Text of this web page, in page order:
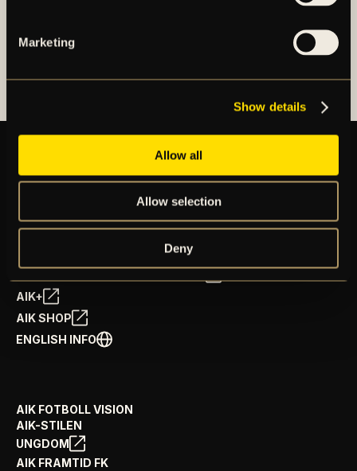
Marketing
Show details
Allow all
Allow selection
Deny
AIK FOTBOLLSFÖRENING
NYHETER
AIK+
AIK SHOP
ENGLISH INFO
AIK FOTBOLL VISION
AIK-STILEN
UNGDOM
AIK FRAMTID FK